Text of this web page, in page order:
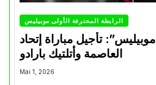
الرابطة المحترفة الأولى موبيليس
تأجيل مباراة إتحاد
العاصمة وأتلتيك بارادو
Mai 1, 2026